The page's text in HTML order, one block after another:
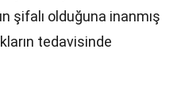
şifalı olduğuna inanmış
tedavisinde